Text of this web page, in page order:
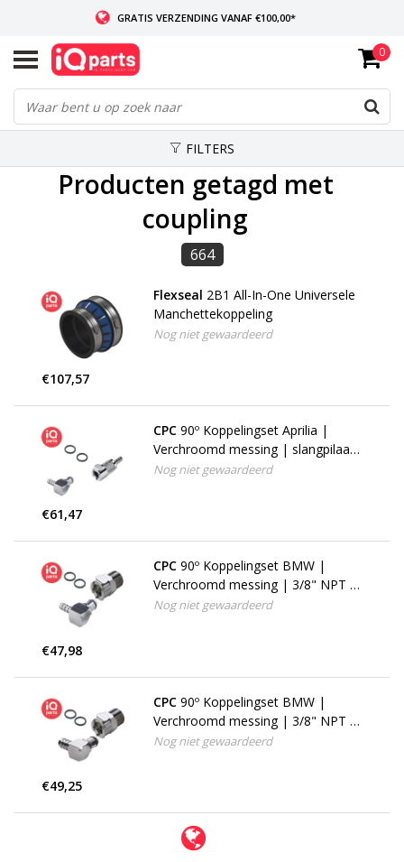
GRATIS VERZENDING VANAF €100,00*
INDIEN VOORRADIG: VOOR 14:00 BESTELD, ZELFDE DAG VERZONDEN
WERELDWIJDE LEVERING
0
FILTERS
Producten getagd met
coupling
664
Flexseal 2B1 All-In-One Universele
Manchettekoppeling
Nog niet gewaardeerd
€107,57
CPC 90º Koppelingset Aprilia |
Verchroomd messing | slangpilaar
6 - 7 mm
Nog niet gewaardeerd
€61,47
CPC 90º Koppelingset BMW |
Verchroomd messing | 3/8" NPT -
slangpilaar 6 - 7 mm
Nog niet gewaardeerd
€47,98
CPC 90º Koppelingset BMW |
Verchroomd messing | 3/8" NPT -
slangpilaar 8 - 10 mm
Nog niet gewaardeerd
€49,25